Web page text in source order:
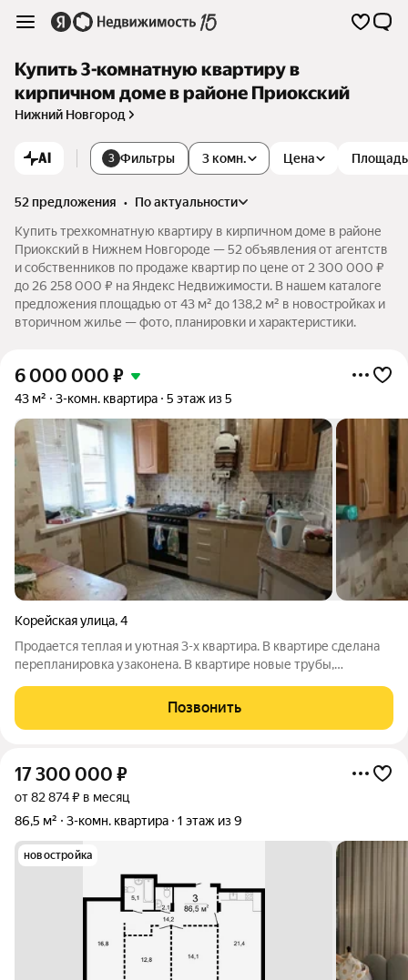
Купить 3-комнатную квартиру в
кирпичном доме в районе Приокский
Нижний Новгород
AI 3 Фильтры 3 комн. Цена Площадь
52 предложения •
по актуальности
Купить трехкомнатную квартиру в кирпичном доме в районе
Приокский в Нижнем Новгороде — 52 объявления от агентств
и собственников по продаже квартир по цене от 2 300 000 ₽
до 26 258 000 ₽ на Яндекс Недвижимости. В нашем каталоге
предложения площадью от 43 м² до 138,2 м² в новостройках и
вторичном жилье — фото, планировки и характеристики.
6 000 000 ₽
43 м² 3-комн. квартира 5 этаж из 5
Корейская улица,4
Продается теплая и уютная 3-х квартира. В квартире сделана
перепланировка узаконена. В квартире новые трубы,
застеклен, остекление деревянное. В шаговой доступности
школы 135 и 11, и три детских
Позвонить
17 300 000 ₽
от 82 874 ₽ в месяц
86,5 м²
3-комн. квартира 1 этаж из 9
новостройка